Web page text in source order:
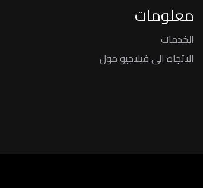
معلومات
الخدمات
الاتجاه الى فيلاجيو مول